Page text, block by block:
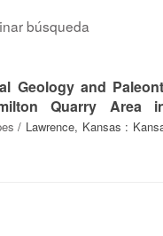
búsqueda
Geology and
Quarry Area
/ Lawrence, Kansas :